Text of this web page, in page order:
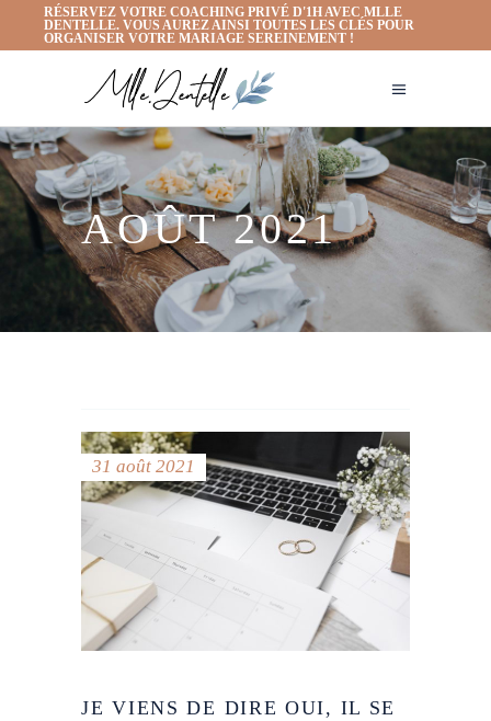
RÉSERVEZ VOTRE COACHING PRIVÉ D'1H AVEC MLLE
DENTELLE. VOUS AUREZ AINSI TOUTES LES CLÉS POUR
ORGANISER VOTRE MARIAGE SEREINEMENT !
AOÛT 2021
31 août 2021
JE VIENS DE DIRE OUI, IL SE